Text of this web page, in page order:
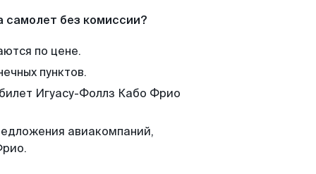
самолет без комиссии?
по цене.
пунктов.
Игуасу-Фоллз Кабо Фрио
авиакомпаний,